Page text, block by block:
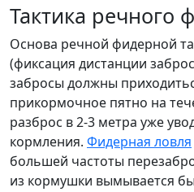
Тактика речного
Основа речной фидерной
(фиксация дистанции
забросы должны
прикормочное пятно на
разброс в 2-3 метра уже
кормления. Фидерная ловля
большей частоты
из кормушки вымывается